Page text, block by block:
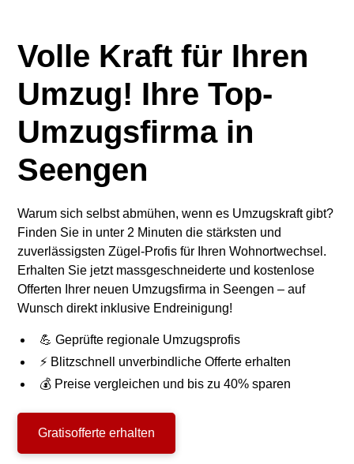
Volle Kraft für Ihren
Umzug! Ihre Top-
Umzugsfirma in
Seengen
Warum sich selbst abmühen, wenn es Umzugskraft gibt?
Finden Sie in unter 2 Minuten die stärksten und
zuverlässigsten Zügel-Profis für Ihren Wohnortwechsel.
Erhalten Sie jetzt massgeschneiderte und kostenlose
Offerten Ihrer neuen Umzugsfirma in Seengen – auf
Wunsch direkt inklusive Endreinigung!
💪 Geprüfte regionale Umzugsprofis
⚡ Blitzschnell unverbindliche Offerte erhalten
💰 Preise vergleichen und bis zu 40% sparen
Gratisofferte erhalten